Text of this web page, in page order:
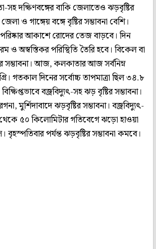
সহ দক্ষিণবঙ্গের বাকি জেলাতেও ঝড়বৃষ্টির
ও গাঙ্গেয় বঙ্গে বৃষ্টির সম্ভাবনা বেশি।
আকাশে রোদের তেজ বাড়বে। দিন
ও অস্বস্তিকর পরিস্থিতি তৈরি হবে। বিকেল বা
সম্ভাবনা। আজ, কলকাতার আজ সর্বনিম্ন
গতকাল দিনের সর্বোচ্চ তাপমাত্রা ছিল ৩৪.৮
বজ্রবিদ্যুৎ-সহ ঝড় বৃষ্টির সম্ভাবনা।
মুর্শিদাবাদে ঝড়বৃষ্টির সম্ভাবনা। বজ্রবিদ্যুৎ-
থেকে ৫০ কিলোমিটার গতিবেগে ঝড়ো হাওয়া
বৃহস্পতিবার পর্যন্ত ঝড়বৃষ্টির সম্ভাবনা কমবে।